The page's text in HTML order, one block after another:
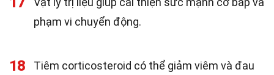
phạm vi chuyển động.
18
Tiêm corticosteroid có thể giảm viêm và đau